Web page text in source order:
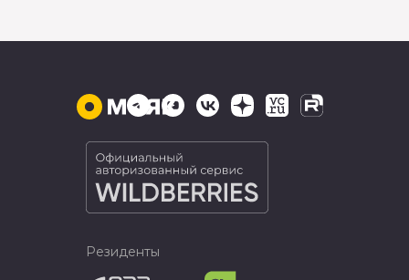
Резиденты